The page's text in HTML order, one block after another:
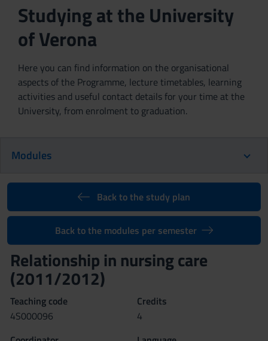
Studying at the University
of Verona
Here you can find information on the organisational
aspects of the Programme, lecture timetables, learning
activities and useful contact details for your time at the
University, from enrolment to graduation.
Modules
Back to the study plan
Back to the modules per semester
Relationship in nursing care
(2011/2012)
Teaching code
4S000096
Credits
4